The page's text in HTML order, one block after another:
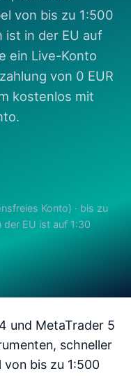
von bis zu 1:500
ist in der EU auf
ein Live-Konto
von 0 EUR
kostenlos mit
Konto) · bis zu
der EU ist auf 1:30
und MetaTrader 5
schneller
von bis zu 1:500